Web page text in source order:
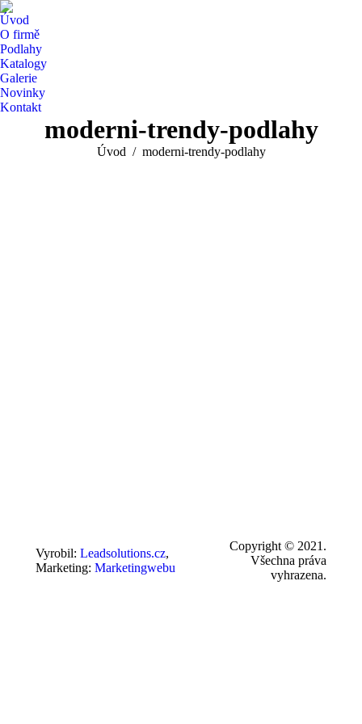
Úvod
O firmě
Podlahy
Katalogy
Galerie
Novinky
Kontakt
moderni-trendy-podlahy
You are here:
Úvod moderni-trendy-podlahy
Vyrobil: Leadsolutions.cz,
Marketing: Marketingwebu
Copyright © 2021.
Všechna práva
vyhrazena.